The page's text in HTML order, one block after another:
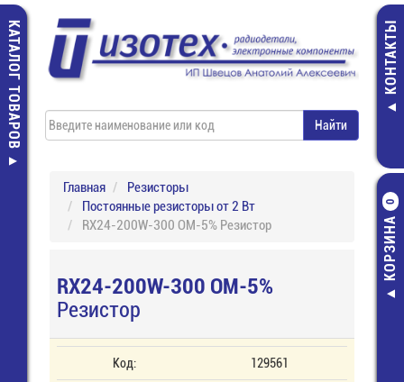
КАТАЛОГ ТОВАРОВ КОНТАКТЫ
КОРЗИНА
0
Главная
Резисторы
Постоянные резисторы от 2 Вт
RX24-200W-300 ОМ-5% Резистор
RX24-200W-300 ОМ-5%
Резистор
Код: 129561